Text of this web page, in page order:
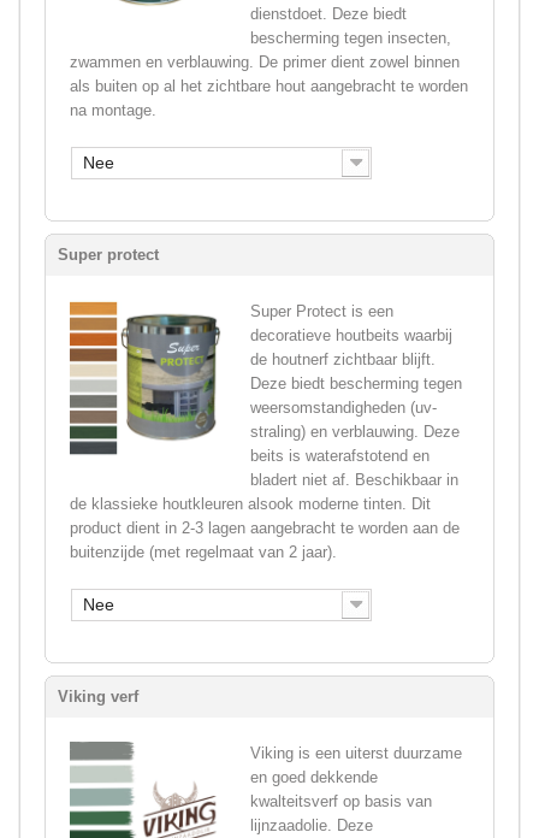
dienstdoet. Deze biedt
bescherming tegen insecten,
zwammen en verblauwing. De primer dient zowel binnen
als buiten op al het zichtbare hout aangebracht te worden
na montage.
Nee
Super protect
Super Protect is een
decoratieve houtbeits waarbij
de houtnerf zichtbaar blijft.
Deze biedt bescherming tegen
weersomstandigheden (uv-
straling) en verblauwing. Deze
beits is waterafstotend en
bladert niet af. Beschikbaar in
de klassieke houtkleuren alsook moderne tinten. Dit
product dient in 2-3 lagen aangebracht te worden aan de
buitenzijde (met regelmaat van 2 jaar).
Nee
Viking verf
Viking is een uiterst duurzame
en goed dekkende
kwalteitsverf op basis van
lijnzaadolie. Deze